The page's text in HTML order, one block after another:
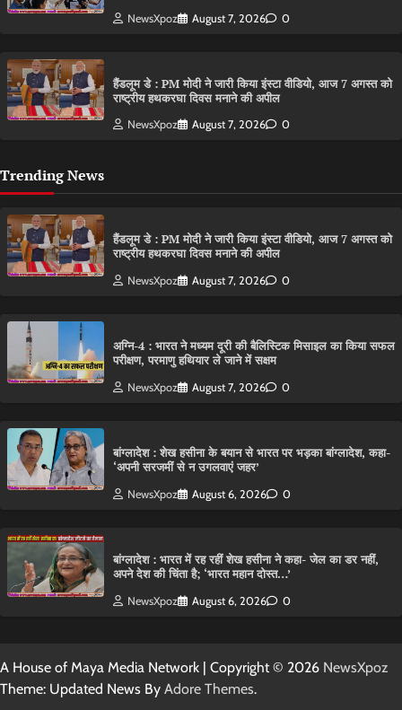
NewsXpoz August 7, 2026 0
हैंडलूम डे : PM मोदी ने जारी किया इंस्टा वीडियो, आज 7 अगस्त को
राष्ट्रीय हथकरघा दिवस मनाने की अपील
NewsXpoz August 7, 2026 0
Trending News
हैंडलूम डे : PM मोदी ने जारी किया इंस्टा वीडियो, आज 7 अगस्त को
राष्ट्रीय हथकरघा दिवस मनाने की अपील
NewsXpoz August 7, 2026 0
अग्नि-4 : भारत ने मध्यम दूरी की बैलिस्टिक मिसाइल का किया सफल
परीक्षण, परमाणु हथियार ले जाने में सक्षम
NewsXpoz August 7, 2026 0
बांग्लादेश : शेख हसीना के बयान से भारत पर भड़का बांग्लादेश, कहा-
‘अपनी सरजमीं से न उगलवाएं जहर’
NewsXpoz August 6, 2026 0
बांग्लादेश : भारत में रह रहीं शेख हसीना ने कहा- जेल का डर नहीं,
अपने देश की चिंता है; ‘भारत महान दोस्त…’
NewsXpoz August 6, 2026 0
A House of Maya Media Network | Copyright © 2026 NewsXpoz
Theme: Updated News By Adore Themes.